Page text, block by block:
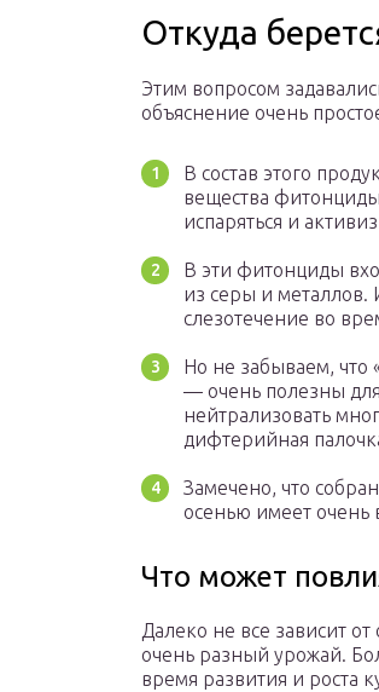
Откуда
Этим вопросом
объяснение очень
В состав этого
вещества
испаряться и
В эти фитонциды
из серы и металлов.
слезотечение во
Но не забываем, что
— очень полезны
нейтрализовать
дифтерийная
Замечено, что
осенью имеет очень
Что может
Далеко не все зависит
очень разный урожай.
время развития и роста